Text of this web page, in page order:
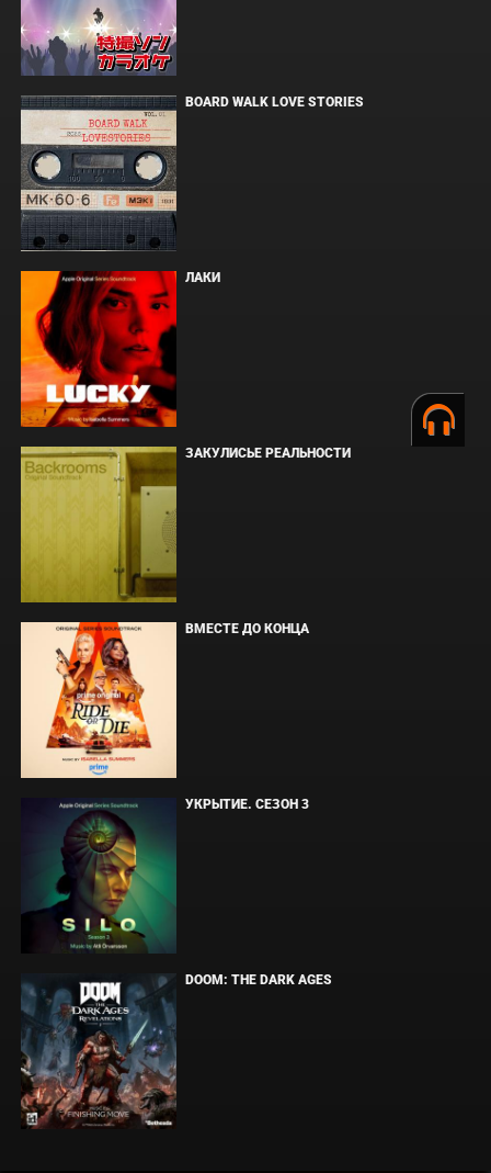
BOARD WALK LOVE STORIES
ЛАКИ
ЗАКУЛИСЬЕ РЕАЛЬНОСТИ
ВМЕСТЕ ДО КОНЦА
УКРЫТИЕ. СЕЗОН 3
DOOM: THE DARK AGES